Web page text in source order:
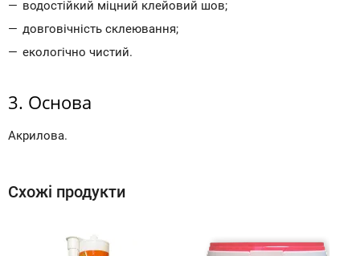
водостійкий міцний клейовий шов;
довговічність склеювання;
екологічно чистий.
3. Основа
Акрилова.
Схожі продукти